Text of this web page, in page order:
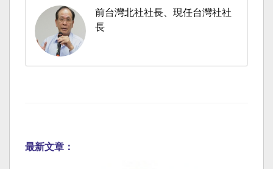
前台灣北社社長、現任台灣社社
長
最新文章：